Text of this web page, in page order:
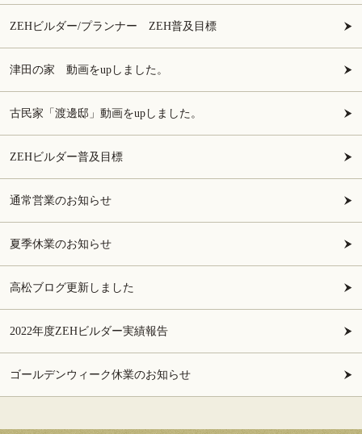
ZEHビルダー/プランナー ZEH普及目標
津田の家 動画をupしました。
古民家「渡邊邸」動画をupしました。
ZEHビルダー普及目標
通常営業のお知らせ
夏季休業のお知らせ
高松ブログ更新しました
2022年度ZEHビルダー実績報告
ゴールデンウィーク休業のお知らせ